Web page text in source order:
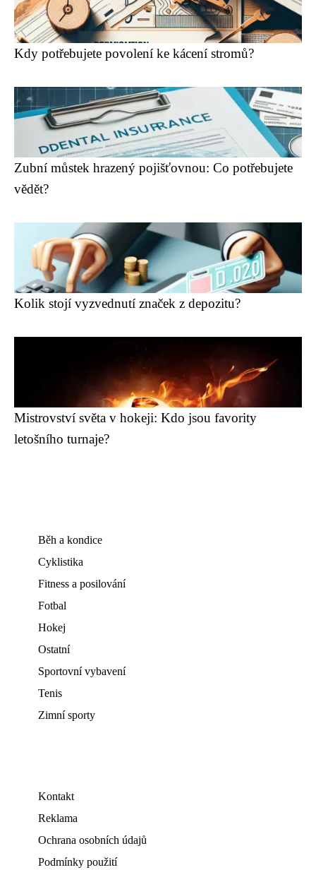
Kdy potřebujete povolení ke kácení stromů?
Zubní můstek hrazený pojišťovnou: Co potřebujete
vědět?
Kolik stojí vyzvednutí značek z depozitu?
Mistrovství světa v hokeji: Kdo jsou favority
letošního turnaje?
Běh a kondice
Cyklistika
Fitness a posilování
Fotbal
Hokej
Ostatní
Sportovní vybavení
Tenis
Zimní sporty
Kontakt
Reklama
Ochrana osobních údajů
Podmínky použití